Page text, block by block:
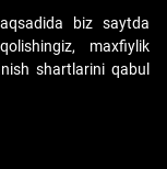
biz saytda
maxfiylik
shartlarini qabul